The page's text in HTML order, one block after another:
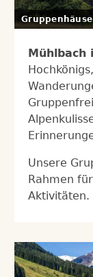
Mühlbach
Unsere
Rahmen
Aktivitäten.